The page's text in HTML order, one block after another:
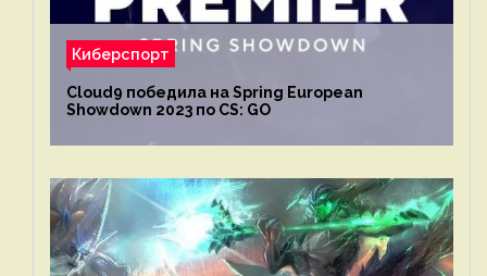
Киберспорт
Cloud9 победила на Spring European
Showdown 2023 по CS: GO